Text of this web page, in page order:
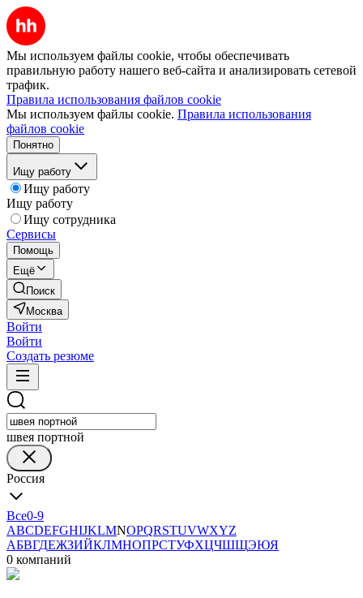
Мы используем файлы cookie, чтобы обеспечивать
правильную работу нашего веб-сайта и анализировать сетевой
трафик.
Правила использования файлов cookie
Мы используем файлы cookie. Правила использования
файлов cookie
Понятно
Ищу работу
Ищу работу
Ищу работу
Ищу сотрудника
Сервисы
Помощь
Ещё
Поиск
Москва
Войти
Войти
Создать резюме
швея портной
Россия
Все0-9
ABCDEFGHIJKLMNOPQRSTUVWXYZ
АБВГДЕЖЗИЙКЛМНОПРСТУФХЦЧШЩЭЮЯ
0 компаний